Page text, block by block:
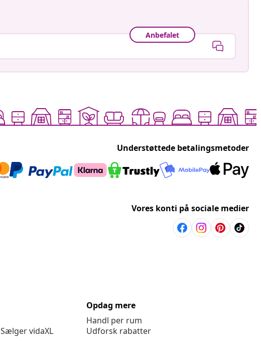
Anbefalet
Understøttede betalingsmetoder
Vores konti på sociale medier
vidaXL
Opdag mere
Handl per rum
Udforsk rabatter